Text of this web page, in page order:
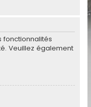
fonctionnalités
Veuillez également